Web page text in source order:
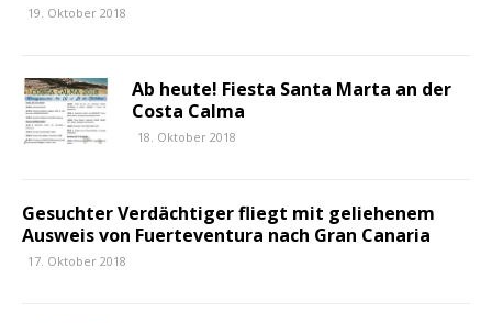
19. Oktober 2018
Ab heute! Fiesta Santa Marta an der
Costa Calma
18. Oktober 2018
Gesuchter Verdächtiger fliegt mit geliehenem
Ausweis von Fuerteventura nach Gran Canaria
17. Oktober 2018